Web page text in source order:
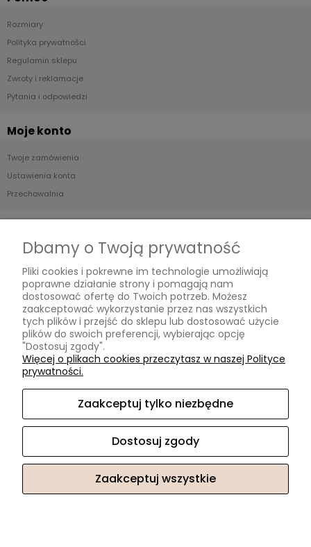
Rozmiary
Polityka prywatności
Regulamin sklepu
Zwroty i reklamacje
Pytania i odpowiedzi
Moje konto
Twoje zamówienia
Ustawienia konta
Przechowalnia
Formy płatności
Czas i koszty dostawy
Czas realizacji zamówienia
Informacje
O nas
Kontakt
Dbamy o Twoją prywatność
Pliki cookies i pokrewne im technologie umożliwiają
poprawne działanie strony i pomagają nam
dostosować ofertę do Twoich potrzeb. Możesz
zaakceptować wykorzystanie przez nas wszystkich
tych plików i przejść do sklepu lub dostosować użycie
plików do swoich preferencji, wybierając opcję
"Dostosuj zgody".
Więcej o plikach cookies przeczytasz w naszej Polityce
prywatności.
Zaakceptuj tylko niezbędne
Dostosuj zgody
Zaakceptuj wszystkie